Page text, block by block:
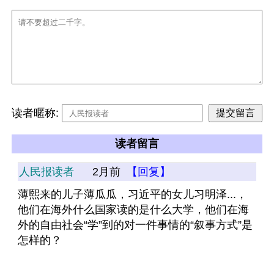
读者暱称:
读者留言
人民报读者 2月前
【回复】
薄熙来的儿子薄瓜瓜，习近平的女儿习明泽...，
他们在海外什么国家读的是什么大学，他们在海
外的自由社会“学”到的对一件事情的“叙事方式”是
怎样的？